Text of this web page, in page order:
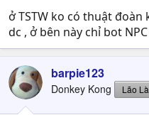
ở TSTW ko có thuật
dc , ở bên này chỉ bot
barpie123
Donkey Kong Lão